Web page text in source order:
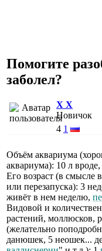
Помогите
заболел?
X X
Новичок
4 1
Объём аквариума
аквариума): 10 л
Его возраст (в смысле
или перезапуска): 3
живёт в нем неделю,
Видовой и
растений, моллюсков,
(желательно
данюшек, 5 неошек...